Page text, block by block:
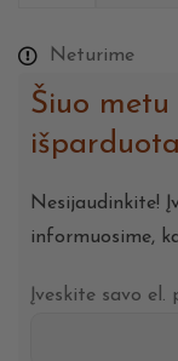
Neturime
Šiuo
Nesijaudinkite!
informuosime,
Įveskite savo el.